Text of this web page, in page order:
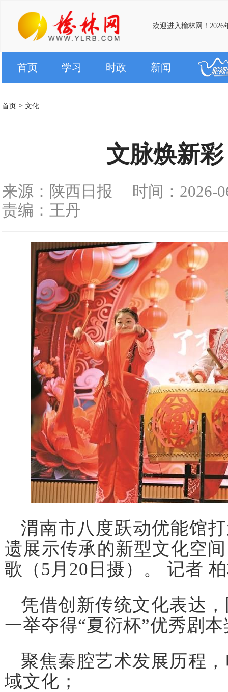
欢迎进入榆林网！2026
首页 学习 时政 新闻
首页 > 文化
文脉焕新
来源：陕西日报
时间：2026-
责编：王丹
渭南市八度跃动优能馆
遗展示传承的新型文化空
歌（5月20日摄）。 记者
凭借创新传统文化表达
一举夺得“夏衍杯”优秀剧
聚焦秦腔艺术发展历程
域文化；